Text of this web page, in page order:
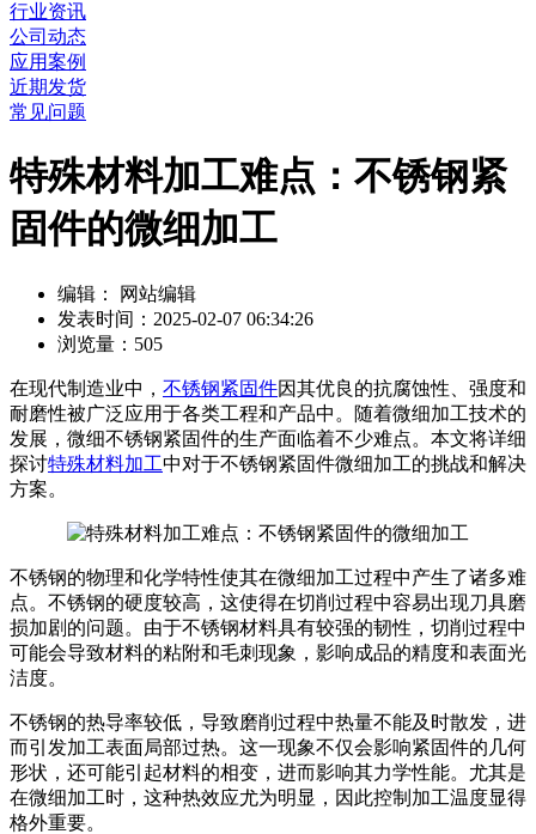
行业资讯
公司动态
应用案例
近期发货
常见问题
特殊材料加工难点：不锈钢紧
固件的微细加工
编辑： 网站编辑
发表时间：2025-02-07 06:34:26
浏览量：505
在现代制造业中， 不锈钢紧固件因其优良的抗腐蚀性、强度和
耐磨性被广泛应用于各类工程和产品中。随着微细加工技术的
发展，微细不锈钢紧固件的生产面临着不少难点。本文将详细
探讨特殊材料加工中对于不锈钢紧固件微细加工的挑战和解决
方案。
不锈钢的物理和化学特性使其在微细加工过程中产生了诸多难
点。不锈钢的硬度较高，这使得在切削过程中容易出现刀具磨
损加剧的问题。由于不锈钢材料具有较强的韧性，切削过程中
可能会导致材料的粘附和毛刺现象，影响成品的精度和表面光
洁度。
不锈钢的热导率较低，导致磨削过程中热量不能及时散发，进
而引发加工表面局部过热。这一现象不仅会影响紧固件的几何
形状，还可能引起材料的相变，进而影响其力学性能。尤其是
在微细加工时，这种热效应尤为明显，因此控制加工温度显得
格外重要。